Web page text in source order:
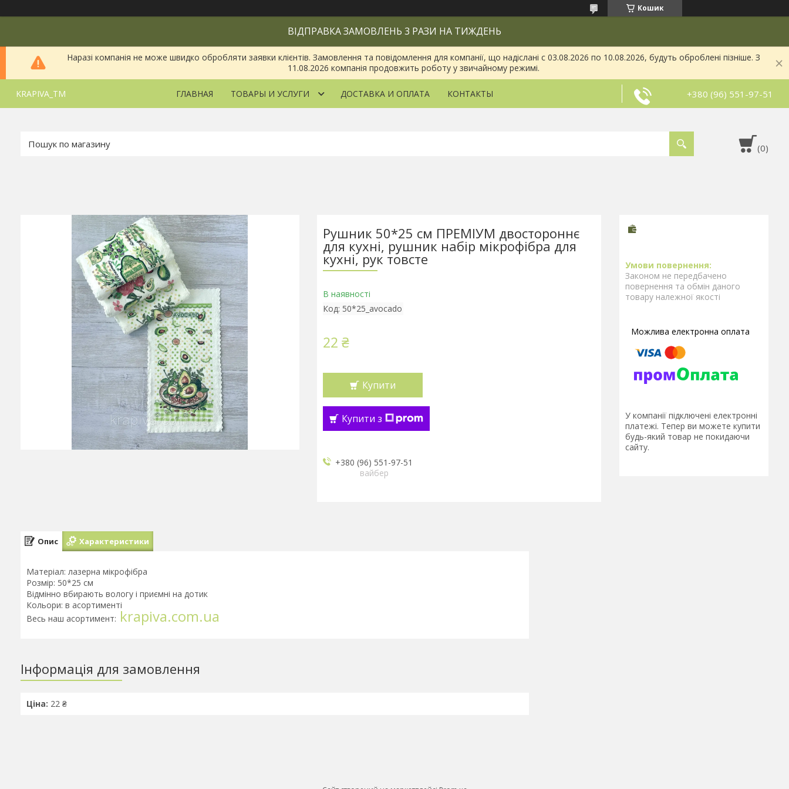
Кошик
ВІДПРАВКА ЗАМОВЛЕНЬ 3 РАЗИ НА ТИЖДЕНЬ
Наразі компанія не може швидко обробляти заявки клієнтів. Замовлення та повідомлення для компанії, що надіслані с 03.08.2026 по 10.08.2026, будуть оброблені пізніше. З
11.08.2026 компанія продовжить роботу у звичайному режимі.
KRAPIVA_TM ГЛАВНАЯ ТОВАРЫ И УСЛУГИ ДОСТАВКА И ОПЛАТА КОНТАКТЫ +380 (96) 551-97-51
Рушник 50*25 см ПРЕМІУМ двостороннє
для кухні, рушник набір мікрофібра для
кухні, рук товсте
В наявності
Код: 50*25_avocado
22 ₴
Купити
Купити з
+380 (96) 551-97-51
вайбер
Законом не передбачено
повернення та обмін даного
товару належної якості
У компанії підключені електронні
платежі. Тепер ви можете купити
будь-який товар не покидаючи
сайту.
Опис Характеристики
Матеріал: лазерна мікрофібра
Розмір: 50*25 см
Відмінно вбирають вологу і приємні на дотик
Кольори: в асортименті
Весь наш асортимент: krapiva.com.ua
Інформація для замовлення
Ціна: 22 ₴